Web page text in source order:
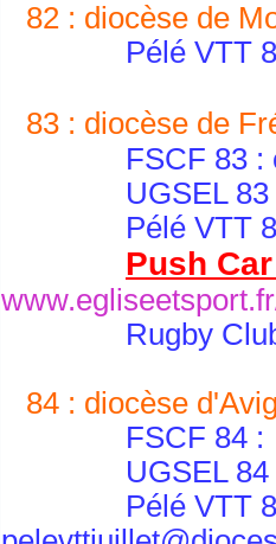
82 : diocèse de
Pélé VTT 82 :
83 : diocèse de
FSCF 83 :
UGSEL 83 :
Pélé VTT 83 :
Push
Rugby
84 : diocèse
FSCF 84 :
UGSEL 84
Pélé VTT 84 :